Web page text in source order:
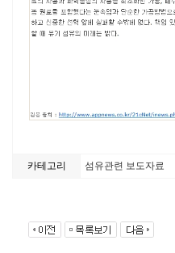
카테고리 섬유관련 보도자료